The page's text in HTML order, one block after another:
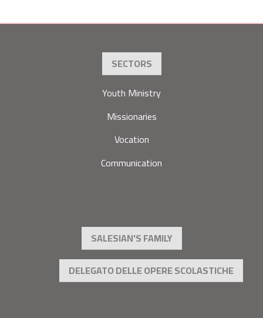
SECTORS
Youth Ministry
Missionaries
Vocation
Communication
SALESIAN'S FAMILY
DELEGATO DELLE OPERE SCOLASTICHE